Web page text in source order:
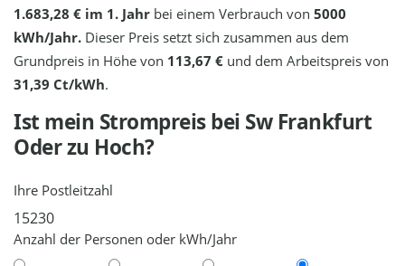
1.683,28 € im 1. Jahr bei einem Verbrauch von5000
kWh/Jahr. Dieser Preis setzt sich zusammen aus dem
Grundpreis in Höhe von 113,67 € und dem Arbeitspreis von
31,39 Ct/kWh.
Ist mein Strompreis bei Sw Frankfurt
Oderzu Hoch?
Ihre Postleitzahl
Anzahl der Personen oder kWh/Jahr